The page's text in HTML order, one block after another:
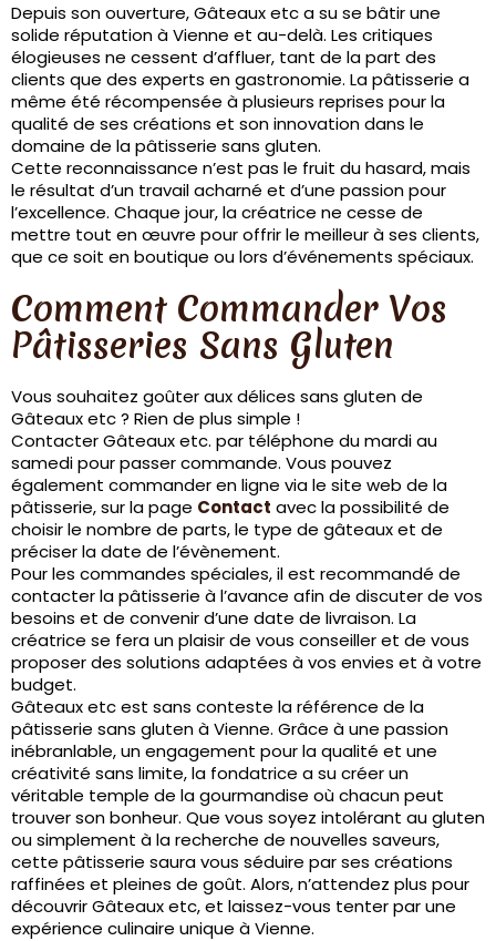
Depuis son ouverture, Gâteaux etc a su se bâtir une
solide réputation à Vienne et au-delà. Les critiques
élogieuses ne cessent d’affluer, tant de la part des
clients que des experts en gastronomie. La pâtisserie a
même été récompensée à plusieurs reprises pour la
qualité de ses créations et son innovation dans le
domaine de la pâtisserie sans gluten.
Cette reconnaissance n’est pas le fruit du hasard, mais
le résultat d’un travail acharné et d’une passion pour
l’excellence. Chaque jour, la créatrice ne cesse de
mettre tout en œuvre pour offrir le meilleur à ses clients,
que ce soit en boutique ou lors d’événements spéciaux.
Comment Commander Vos
Pâtisseries Sans Gluten
Vous souhaitez goûter aux délices sans gluten de
Gâteaux etc ? Rien de plus simple !
Contacter Gâteaux etc. par téléphone du mardi au
samedi pour passer commande. Vous pouvez
également commander en ligne via le site web de la
pâtisserie, sur la page Contact avec la possibilité de
choisir le nombre de parts, le type de gâteaux et de
préciser la date de l’évènement.
Pour les commandes spéciales, il est recommandé de
contacter la pâtisserie à l’avance afin de discuter de vos
besoins et de convenir d’une date de livraison. La
créatrice se fera un plaisir de vous conseiller et de vous
proposer des solutions adaptées à vos envies et à votre
budget.
Gâteaux etc est sans conteste la référence de la
pâtisserie sans gluten à Vienne. Grâce à une passion
inébranlable, un engagement pour la qualité et une
créativité sans limite, la fondatrice a su créer un
véritable temple de la gourmandise où chacun peut
trouver son bonheur. Que vous soyez intolérant au gluten
ou simplement à la recherche de nouvelles saveurs,
cette pâtisserie saura vous séduire par ses créations
raffinées et pleines de goût. Alors, n’attendez plus pour
découvrir Gâteaux etc, et laissez-vous tenter par une
expérience culinaire unique à Vienne.